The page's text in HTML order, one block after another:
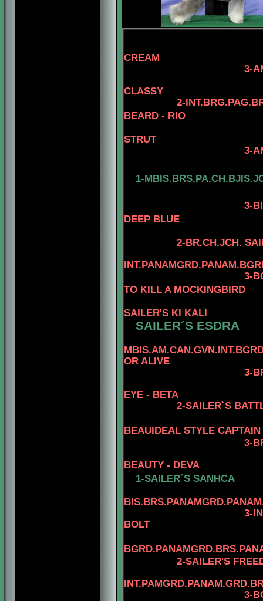
CREAM
3-AM.GCH.
CLASSY
2-
BEARD - RIO
STRUT
3-AM. CH.
1-
3-
DEEP BLUE
2-BR.CH.JCH.
3-
TO KILL A MOCKINGBIRD
SAILER'S KI KALI
SAILER´S ESDRA
OR ALIVE
3-
EYE - BETA
2-SAILER`S
BEAUIDEAL STYLE
3-
BEAUTY - DEVA
1-SAILER´S SANHCA
3-
BOLT
2-SAILER'S
3-